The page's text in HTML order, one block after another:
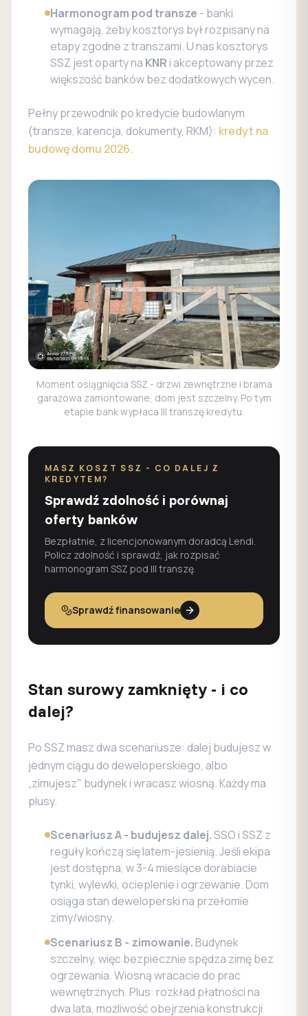
Harmonogram pod transze - banki
wymagają, żeby kosztorys był rozpisany na
etapy zgodne z transzami. U nas kosztorys
SSZ jest oparty na KNR i akceptowany przez
większość banków bez dodatkowych wycen.
Pełny przewodnik po kredycie budowlanym
(transze, karencja, dokumenty, RKM): kredyt na
budowę domu 2026.
Moment osiągnięcia SSZ - drzwi zewnętrzne i brama
garażowa zamontowane, dom jest szczelny. Po tym
etapie bank wypłaca III transzę kredytu.
MASZ KOSZT SSZ - CO DALEJ Z
KREDYTEM?
Sprawdź zdolność i porównaj
oferty banków
Bezpłatnie, z licencjonowanym doradcą Lendi.
Policz zdolność i sprawdź, jak rozpisać
harmonogram SSZ pod III transzę.
Sprawdź finansowanie
Stan surowy zamknięty - i co
dalej?
Po SSZ masz dwa scenariusze: dalej budujesz w
jednym ciągu do deweloperskiego, albo
„zimujesz" budynek i wracasz wiosną. Każdy ma
plusy.
Scenariusz A - budujesz dalej.SSO i SSZ z
reguły kończą się latem-jesienią. Jeśli ekipa
jest dostępna, w 3-4 miesiące dorabiacie
tynki, wylewki, ocieplenie i ogrzewanie. Dom
osiąga stan deweloperski na przełomie
zimy/wiosny.
Scenariusz B - zimowanie. Budynek
szczelny, więc bezpiecznie spędza zimę bez
ogrzewania. Wiosną wracacie do prac
wewnętrznych. Plus: rozkład płatności na
dwa lata, możliwość obejrzenia konstrukcji